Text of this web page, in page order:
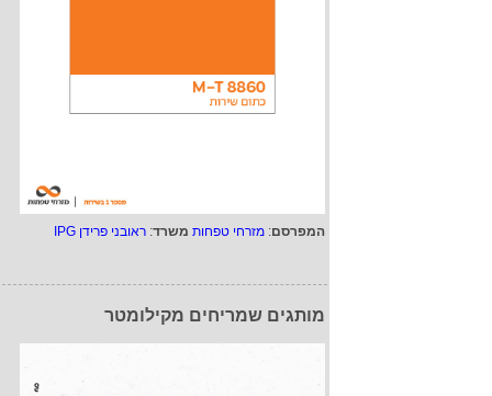
המפרסם: מזרחי טפחות משרד: ראובני פרידן IPG
מותגים שמריחים מקילומטר